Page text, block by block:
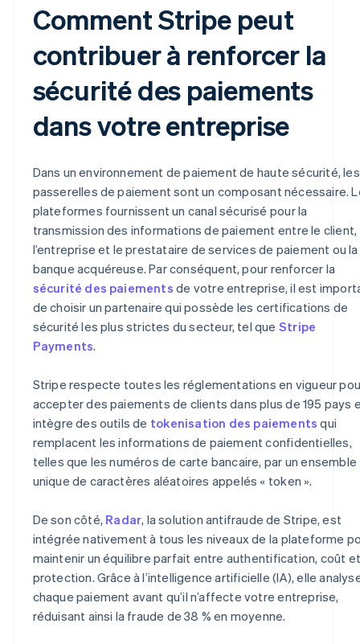
Comment Stripe peut
contribuer à renforcer la
sécurité des paiements
dans votre entreprise
Dans un environnement de paiement de haute sécurité, les
passerelles de paiement sont un composant nécessaire.
plateformes fournissent un canal sécurisé pour la
transmission des informations de paiement entre le client,
l’entreprise et le prestataire de services de paiement ou la
banque acquéreuse. Par conséquent, pour renforcer la
sécurité des paiements de votre entreprise, il est
de choisir un partenaire qui possède les certifications de
sécurité les plus strictes du secteur, tel que Stripe
Payments.
Stripe respecte toutes les réglementations en vigueur
accepter des paiements de clients dans plus de 195 pays
intègre des outils de tokenisation des paiements qui
remplacent les informations de paiement confidentielles,
telles que les numéros de carte bancaire, par un ensemble
unique de caractères aléatoires appelés « token ».
De son côté, Radar, la solution antifraude de Stripe, est
intégrée nativement à tous les niveaux de la plateforme
maintenir un équilibre parfait entre authentification, coût et
protection. Grâce à l’intelligence artificielle (IA), elle
chaque paiement avant qu’il n’affecte votre entreprise,
réduisant ainsi la fraude de 38 % en moyenne.